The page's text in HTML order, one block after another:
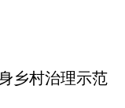
乡村治理示范